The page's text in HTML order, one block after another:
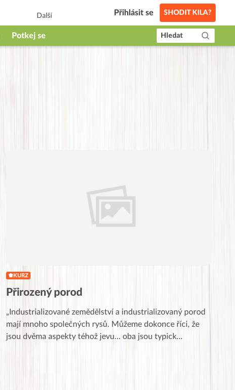
Další Přihlásit se SHODIT KILA?
Potkej se Hledat
KURZ
Přirozený porod
„Industrializované zemědělství a industrializovaný porod
mají mnoho společných rysů. Můžeme dokonce říci, že
jsou dvěma aspekty téhož jevu… oba jsou typick...